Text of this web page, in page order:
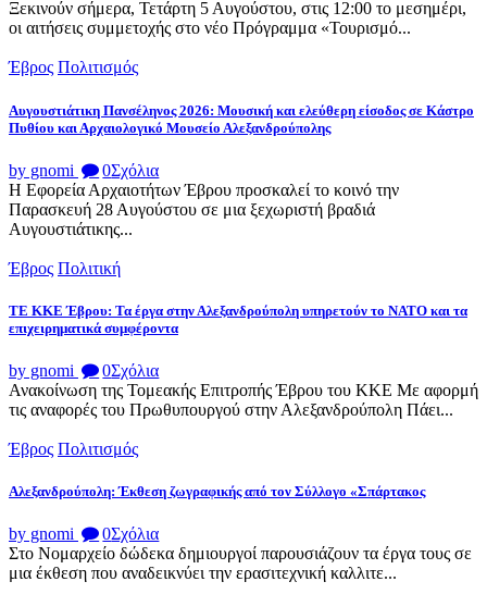
Ξεκινούν σήμερα, Τετάρτη 5 Αυγούστου, στις 12:00 το μεσημέρι,
οι αιτήσεις συμμετοχής στο νέο Πρόγραμμα «Τουρισμό...
Έβρος Πολιτισμός
Αυγουστιάτικη Πανσέληνος 2026: Μουσική και ελεύθερη είσοδος σε Κάστρο
Πυθίου και Αρχαιολογικό Μουσείο Αλεξανδρούπολης
by gnomi 0Σχόλια
Η Εφορεία Αρχαιοτήτων Έβρου προσκαλεί το κοινό την
Παρασκευή 28 Αυγούστου σε μια ξεχωριστή βραδιά
Αυγουστιάτικης...
Έβρος Πολιτική
ΤΕ ΚΚΕ Έβρου: Τα έργα στην Αλεξανδρούπολη υπηρετούν το ΝΑΤΟ και τα
επιχειρηματικά συμφέροντα
by gnomi 0Σχόλια
Ανακοίνωση της Τομεακής Επιτροπής Έβρου του ΚΚΕ Με αφορμή
τις αναφορές του Πρωθυπουργού στην Αλεξανδρούπολη Πάει...
Έβρος Πολιτισμός
Αλεξανδρούπολη: Έκθεση ζωγραφικής από τον Σύλλογο «Σπάρτακος
by gnomi 0Σχόλια
Στο Νομαρχείο δώδεκα δημιουργοί παρουσιάζουν τα έργα τους σε
μια έκθεση που αναδεικνύει την ερασιτεχνική καλλιτε...